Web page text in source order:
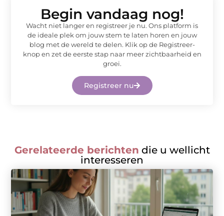
Begin vandaag nog!
Wacht niet langer en registreer je nu. Ons platform is
de ideale plek om jouw stem te laten horen en jouw
blog met de wereld te delen. Klik op de Registreer-
knop en zet de eerste stap naar meer zichtbaarheid en
groei.
Registreer nu
Gerelateerde berichten die u wellicht
interesseren